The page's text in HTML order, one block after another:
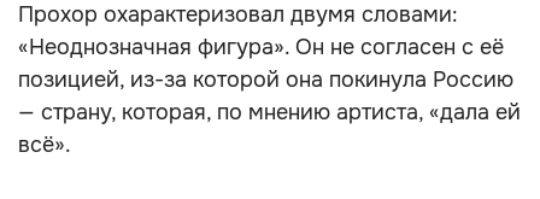
Прохор охарактеризовал двумя словами:
«Неоднозначная фигура». Он не согласен с её
позицией, из-за которой она покинула Россию
— страну, которая, по мнению артиста, «дала ей
всё».